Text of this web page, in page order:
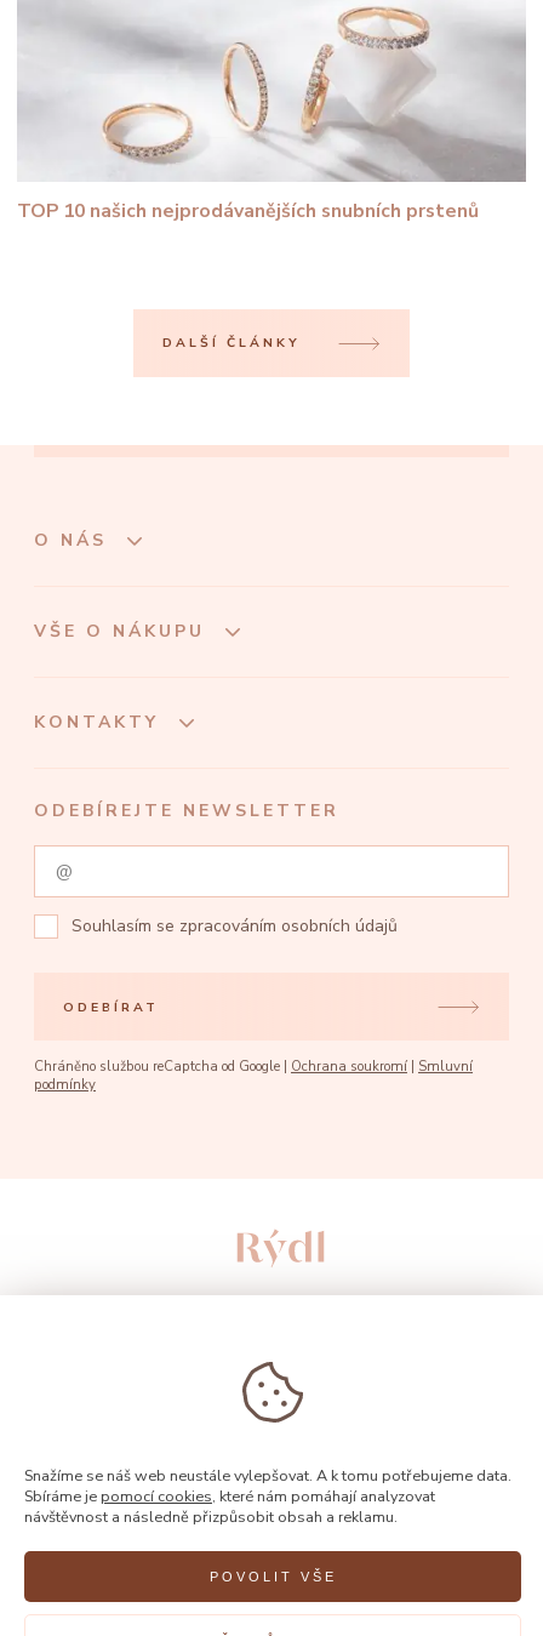
TOP 10 našich nejprodávanějších snubních prstenů
DALŠÍ ČLÁNKY
O NÁS
VŠE O NÁKUPU
KONTAKTY
ODEBÍREJTE NEWSLETTER
Souhlasím se zpracováním osobních údajů
ODEBÍRAT
Chráněno službou reCaptcha od Google | Ochrana soukromí
Smluvní
podmínky
© 2026, Rýdl
Snažíme se náš web neustále vylepšovat. A k tomu potřebujeme data.
Sbíráme je pomocí cookies, které nám pomáhají analyzovat
návštěvnost a následně přizpůsobit obsah a reklamu.
POVOLIT VŠE